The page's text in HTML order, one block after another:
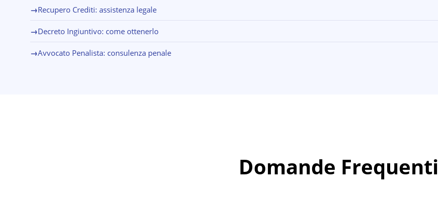
→Recupero Crediti: assistenza legale
→Decreto Ingiuntivo: come ottenerlo
→Avvocato Penalista: consulenza penale
Domande Frequenti